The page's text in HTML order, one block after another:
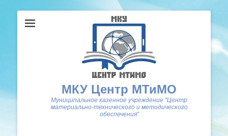
МКУ Центр МТиМО
Муниципальное казенное учреждение "Центр
материально-технического и методического
обеспечения"